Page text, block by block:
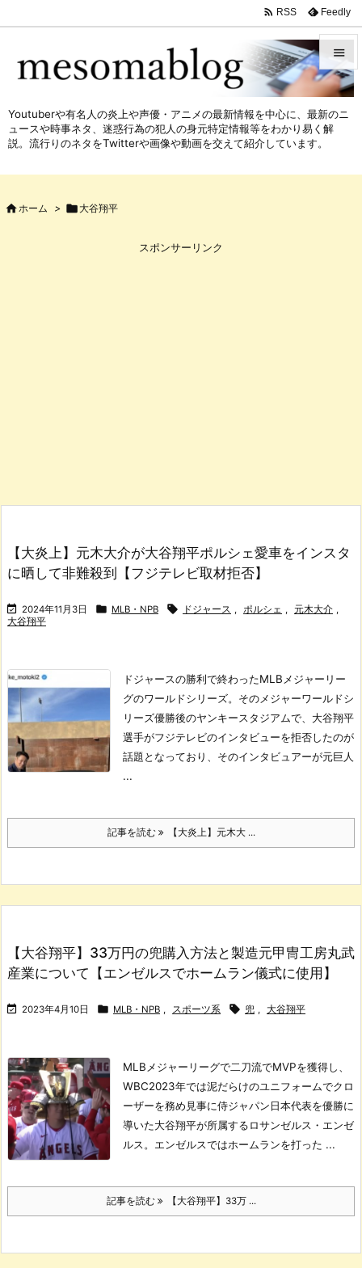



 RSS Feedly
Youtuberや有名人の炎上や声優・アニメの最新情報を中心に、最新のニ
ュースや時事ネタ、迷惑行為の犯人の身元特定情報等をわかり易く解
説。流行りのネタをTwitterや画像や動画を交えて紹介しています。
 ホーム > 大谷翔平
スポンサーリンク
【大炎上】元木大介が大谷翔平ポルシェ愛車をインスタ
に晒して非難殺到【フジテレビ取材拒否】
 2024年11月3日  MLB・NPB  ドジャース , ポルシェ , 元木大介 ,
大谷翔平
ドジャースの勝利で終わったMLBメジャーリー
グのワールドシリーズ。 そのメジャーワールドシ
リーズ優勝後のヤンキースタジアムで、大谷翔平
選手がフジテレビのインタビューを拒否したのが
話題となっており、そのインタビュアーが元巨人
...
記事を読む 【大炎上】元木大 ...
【大谷翔平】33万円の兜購入方法と製造元甲冑工房丸武
産業について【エンゼルスでホームラン儀式に使用】
 2023年4月10日  MLB・NPB , スポーツ系  兜 , 大谷翔平
MLBメジャーリーグで二刀流でMVPを獲得し、
WBC2023年では泥だらけのユニフォームでクロ
ーザーを務め見事に侍ジャパン日本代表を優勝に
導いた大谷翔平が所属するロサンゼルス・エンゼ
ルス。 エンゼルスではホームランを打った ...
記事を読む 【大谷翔平】33万 ...